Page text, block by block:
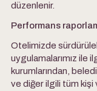
düzenlenir.
Performans
Otelimizde
uygulamalarımız ile
kurumlarından,
ve diğer ilgili tüm kişi